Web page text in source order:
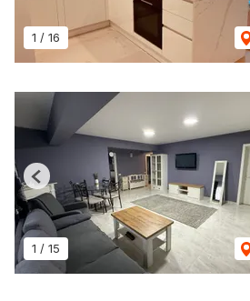
1 / 16
1 / 15
Previous